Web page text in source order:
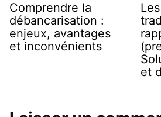
Comprendre la
débancarisation :
enjeux, avantages
et inconvénients
et